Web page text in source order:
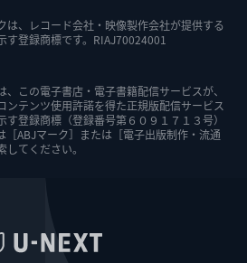
は、レコード会社・映像製作会社が提供する
す登録商標です。RIAJ70024001
、この電子書店・電子書籍配信サービスが、
ンテンツ使用許諾を得た正規版配信サービス
す登録商標（登録番号第６０９１７１３号）
［ABJマーク］または［電子出版制作・流通
てください。